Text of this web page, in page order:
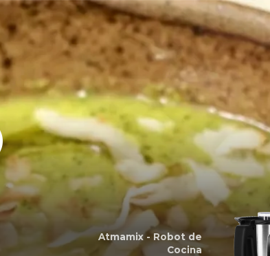
Atmamix - Robot de
Cocina